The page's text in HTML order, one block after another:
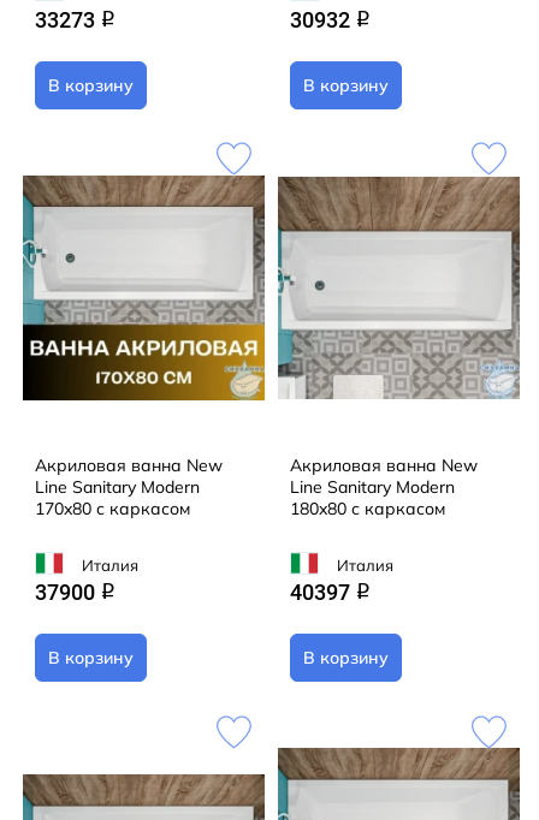
33273 q
В корзину
30932 q
В корзину
Акриловая ванна New
Line Sanitary Modern
170x80 с каркасом
Италия
37900 q
В корзину
Акриловая ванна New
Line Sanitary Modern
180x80 с каркасом
Италия
40397 q
В корзину